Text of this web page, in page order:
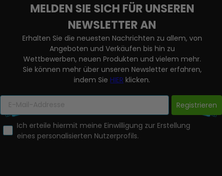
MELDEN SIE SICH FÜR UNSEREN
NEWSLETTER AN
Erhalten Sie die neuesten Nachrichten zu allem, von
Angeboten und Verkäufen bis hin zu
Wettbewerben, neuen Produkten und vielem mehr.
Sie können mehr über unseren Newsletter erfahren,
indem SieHIER klicken.
Registrieren
Ich erteile hiermit meine Einwilligung zur Erstellung
eines personalisierten Nutzerprofils.